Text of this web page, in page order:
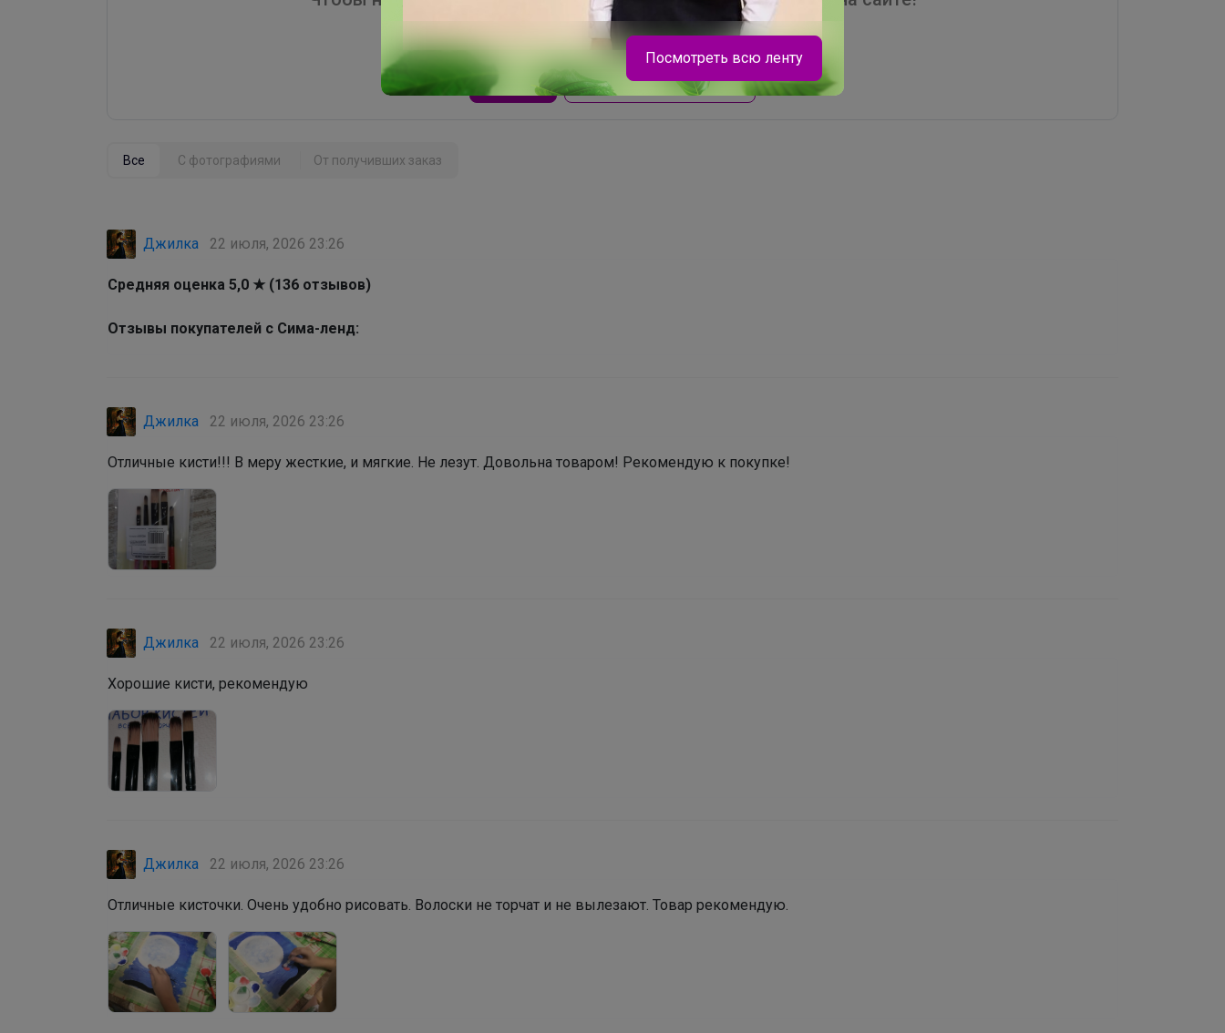
Это займет меньше минуты
Войти Зарегистрироваться
Все С фотографиями От получивших заказ
Джилка 22 июля, 2026 23:26
Средняя оценка 5,0 ★ (136 отзывов)
Отзывы покупателей с Сима-ленд:
Джилка 22 июля, 2026 23:26
Отличные кисти!!! В меру жесткие, и мягкие. Не лезут. Довольна товаром! Рекомендую к покупке!
Джилка 22 июля, 2026 23:26
Хорошие кисти, рекомендую
Джилка 22 июля, 2026 23:26
Отличные кисточки. Очень удобно рисовать. Волоски не торчат и не вылезают. Товар рекомендую.
Посмотреть всю ленту